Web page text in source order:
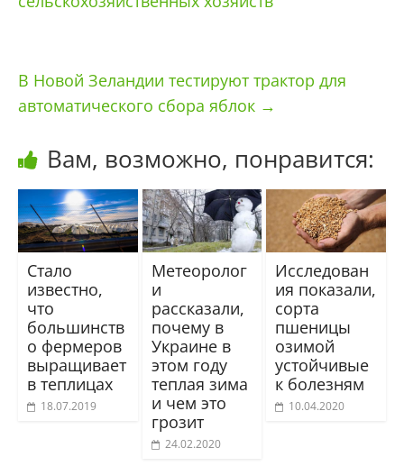
В Новой Зеландии тестируют трактор для
автоматического сбора яблок →
Вам, возможно, понравится:
Стало
известно,
что
большинств
о фермеров
выращивает
в теплицах
18.07.2019
Метеоролог
и
рассказали,
почему в
Украине в
этом году
теплая зима
и чем это
грозит
24.02.2020
Исследован
ия показали,
сорта
пшеницы
озимой
устойчивые
к болезням
10.04.2020